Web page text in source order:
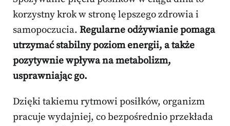
korzystny krok w stronę lepszego zdrowia i
samopoczucia. Regularne odżywianie pomaga
utrzymać stabilny poziom energii, a także
pozytywnie wpływa na metabolizm,
usprawniając go.
Dzięki takiemu rytmowi posiłków, organizm
pracuje wydajniej, co bezpośrednio przekłada